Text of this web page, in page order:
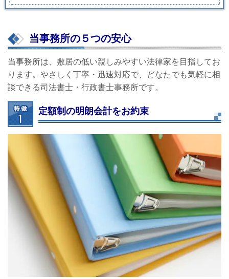
当事務所の５つの安心
当事務所は、敷居の低い親しみやすい法律家を目指してお
ります。やさしく丁寧・迅速対応で、どなたでも気軽に相
談できる司法書士・行政書士事務所です。
定額制の明朗会計をお約束